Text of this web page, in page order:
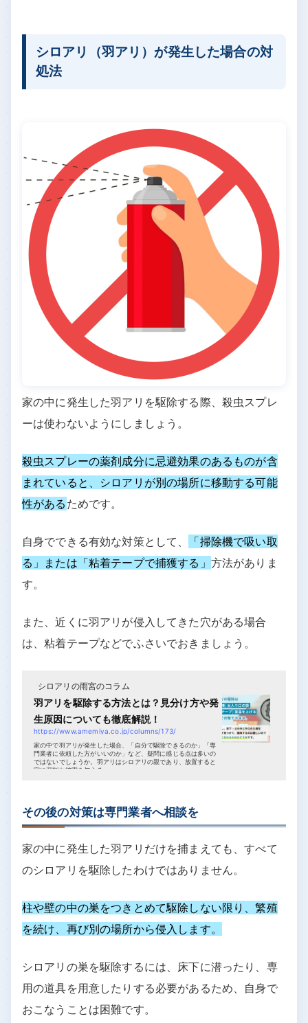
シロアリ（羽アリ）が発生した場合の対
処法
家の中に発生した羽アリを駆除する際、殺虫スプレ
ーは使わないようにしましょう。
殺虫スプレーの薬剤成分に忌避効果のあるものが含
まれていると、シロアリが別の場所に移動する可能
性がある ためです。
自身でできる有効な対策として、
「掃除機で吸い取
る」または「粘着テープで捕獲する」 方法がありま
す。
また、近くに羽アリが侵入してきた穴がある場合
は、粘着テープなどでふさいでおきましょう。
シロアリの雨宮のコラム
羽アリを駆除する方法とは？見分け方や発
生原因についても徹底解説！
https://www.amemiya.co.jp/columns/173/
家の中で羽アリが発生した場合、「自分で駆除できるのか」「専
門業者に依頼した方がいいのか」など、疑問に感じる点は多いの
ではないでしょうか。羽アリはシロアリの親であり、放置すると
家に深刻な被害を与える...
その後の対策は専門業者へ相談を
家の中に発生した羽アリだけを捕まえても、すべて
のシロアリを駆除したわけではありません。
柱や壁の中の巣をつきとめて駆除しない限り、繁殖
を続け、再び別の場所から侵入します。
シロアリの巣を駆除するには、床下に潜ったり、専
用の道具を用意したりする必要があるため、自身で
おこなうことは困難です。